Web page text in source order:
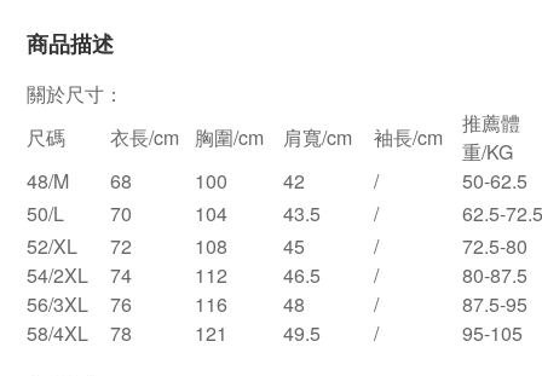
商品描述
關於尺寸：
尺碼
衣長/cm 胸圍/cm 肩寬/cm 袖長/cm
推薦體
重/KG
48/M
68 100 42 /
50-62.5
50/L
70 104 43.5 /
62.5-72.5
52/XL
72 108 45 /
72.5-80
54/2XL
74 112 46.5 /
80-87.5
56/3XL
76 116 48 /
87.5-95
58/4XL
78 121 49.5 / 95-105